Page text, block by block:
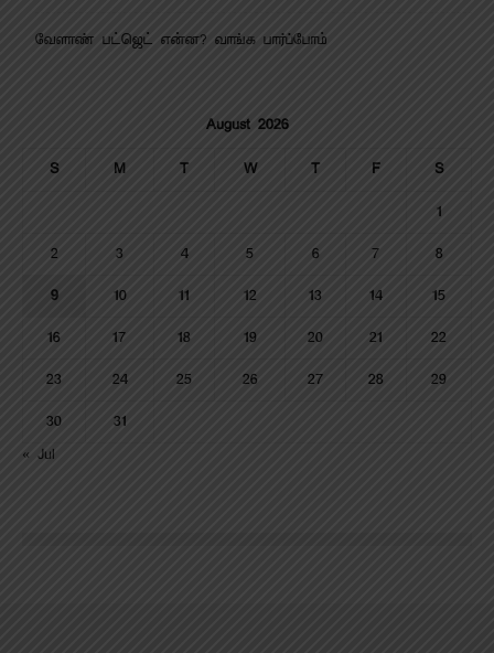
வேளாண் பட்ஜெட் என்ன? வாங்க பார்ப்போம்
August 2026
S M T W T F S
1
2 3 4 5 6 7 8
9 10 11 12 13 14 15
16 17 18 19 20 21 22
23 24 25 26 27 28 29
30
31
« Jul